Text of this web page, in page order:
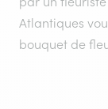
Atlantiques
bouquet de